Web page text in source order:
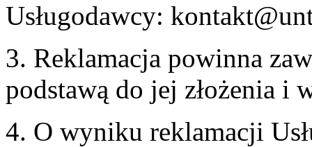
Usługodawcy:
3. Reklamacja powinna
podstawą do jej złożenia i
4. O wyniku reklamacji